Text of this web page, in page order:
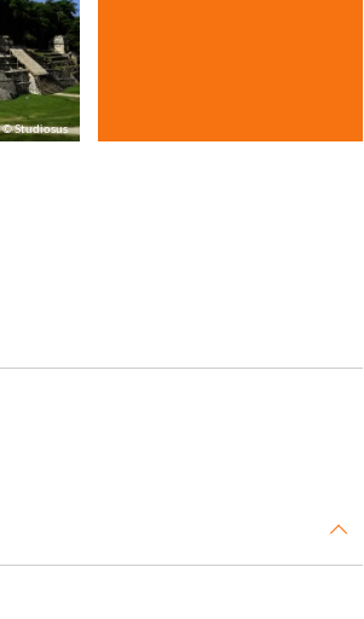
© Studiosus